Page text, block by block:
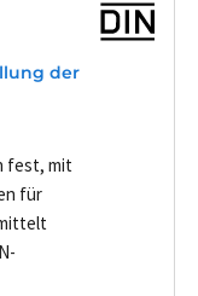
der
fest, mit
für